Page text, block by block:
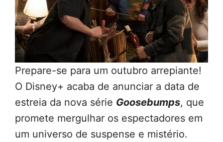
Prepare-se para um outubro arrepiante!
O Disney+ acaba de anunciar a data de
estreia da nova série Goosebumps, que
promete mergulhar os espectadores em
um universo de suspense e mistério.